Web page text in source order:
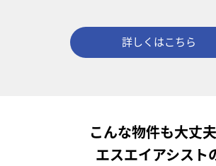
詳しくはこちら
こんな物件も大丈
エスエイアシスト